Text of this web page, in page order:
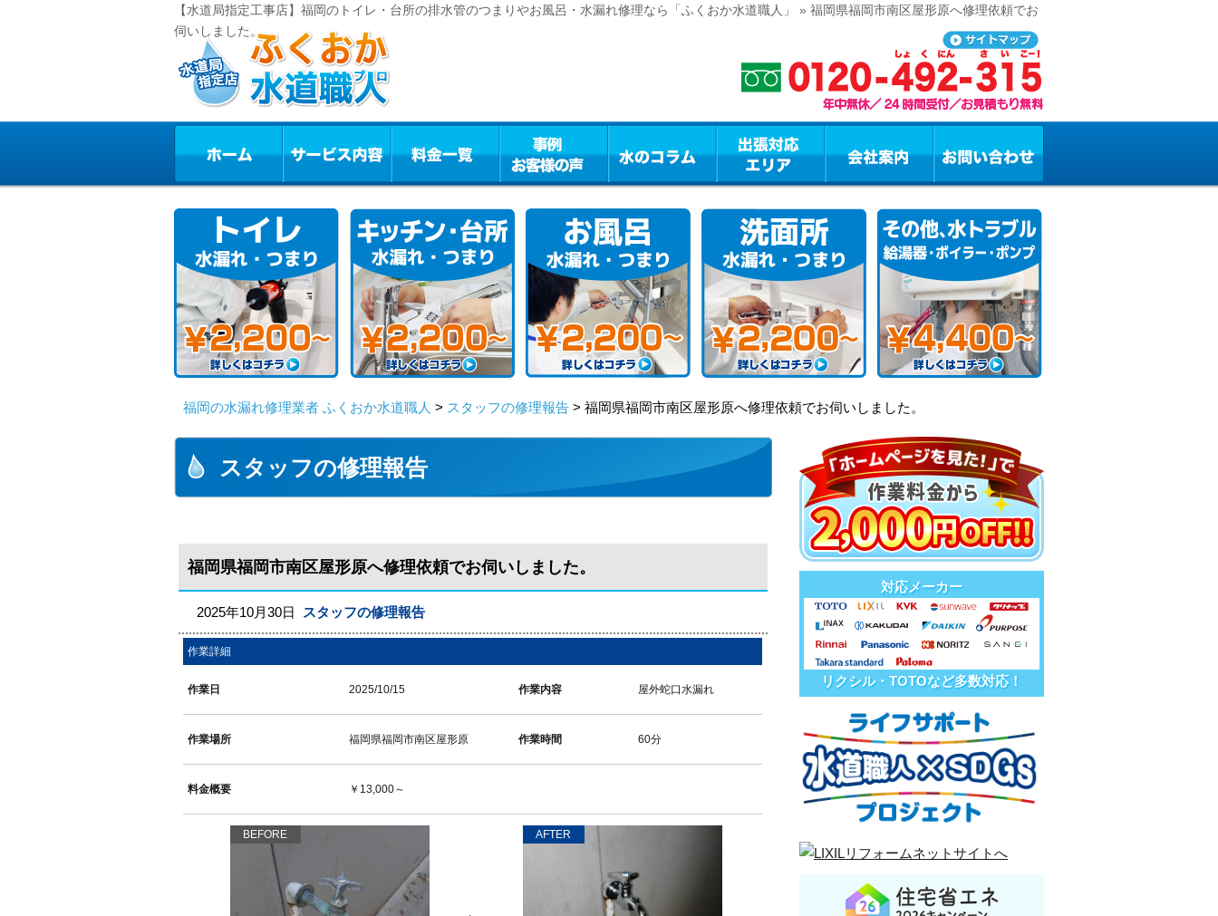
【水道局指定工事店】福岡のトイレ・台所の排水管のつまりやお風呂・水漏れ修理なら「ふくおか水道職人」 » 福岡県福岡市南区屋形原へ修理依頼でお
伺いしました。
福岡の水漏れ修理業者 ふくおか水道職人 > スタッフの修理報告 > 福岡県福岡市南区屋形原へ修理依頼でお伺いしました。
スタッフの修理報告
福岡県福岡市南区屋形原へ修理依頼でお伺いしました。
2025年10月30日 スタッフの修理報告
作業詳細
作業日 2025/10/15 作業内容 屋外蛇口水漏れ
作業場所 福岡県福岡市南区屋形原 作業時間 60分
料金概要 ￥13,000～
BEFORE AFTER
対応メーカー
リクシル・TOTOなど多数対応！